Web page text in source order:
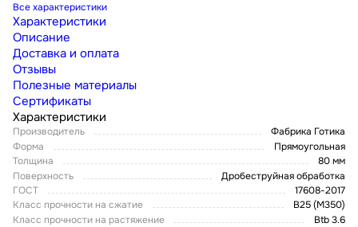
Все характеристики
Характеристики
Описание
Доставка и оплата
Отзывы
Полезные материалы
Сертификаты
Характеристики
Производитель
Фабрика Готика
Форма
Прямоугольная
Толщина
80 мм
Поверхность
Дробеструйная обработка
ГОСТ
17608-2017
Класс прочности на сжатие
В25 (М350)
Класс прочности на растяжение
Btb 3.6